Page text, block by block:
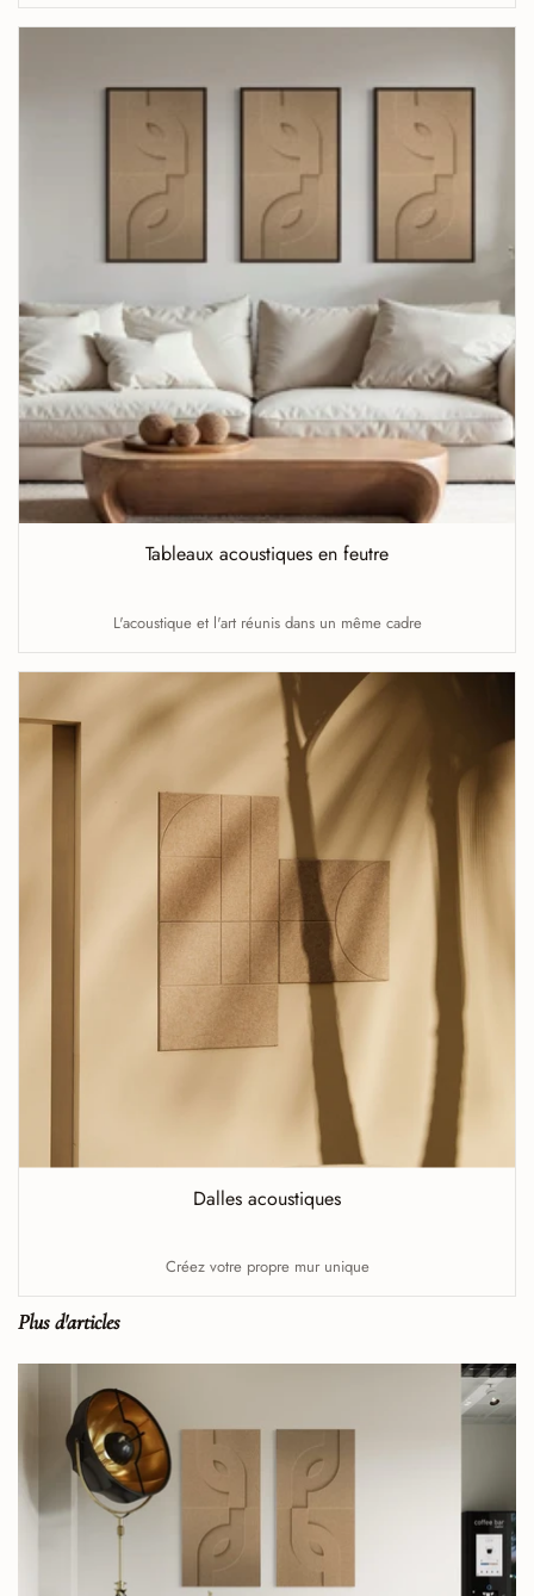
Tableaux acoustiques en feutre
L'acoustique et l'art réunis dans un même cadre
Dalles acoustiques
Créez votre propre mur unique
Plus d'articles